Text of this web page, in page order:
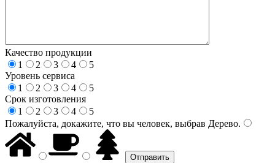
Качество продукции
1
2 3 4
5
Уровень сервиса
1
2 3 4
5
Срок изготовления
1
2 3 4
5
Пожалуйста, докажите, что вы человек, выбрав Дерево.